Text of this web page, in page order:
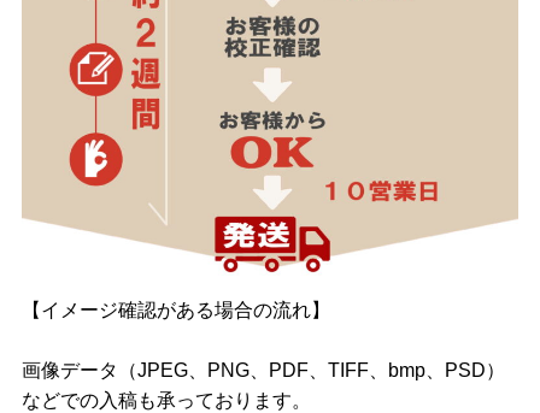
【イメージ確認がある場合の流れ】
画像データ（JPEG、PNG、PDF、TIFF、bmp、PSD）
などでの入稿も承っております。